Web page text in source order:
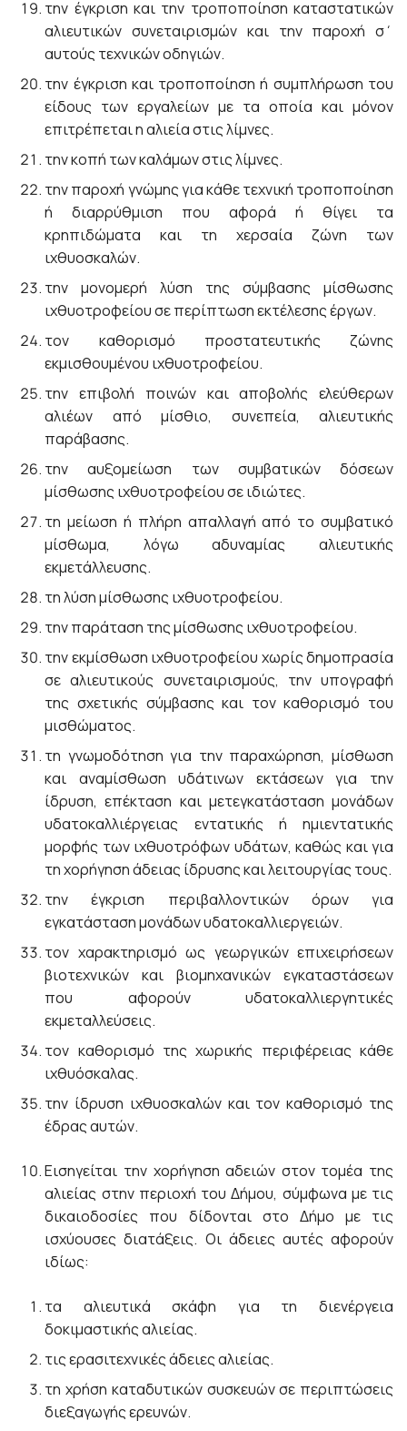
την έγκριση και την τροποποίηση καταστατικών
αλιευτικών συνεταιρισμών και την παροχή σ΄
αυτούς τεχνικών οδηγιών.
την έγκριση και τροποποίηση ή συμπλήρωση του
είδους των εργαλείων με τα οποία και μόνον
επιτρέπεται η αλιεία στις λίμνες.
την κοπή των καλάμων στις λίμνες.
την παροχή γνώμης για κάθε τεχνική τροποποίηση
ή διαρρύθμιση που αφορά ή θίγει τα
κρηπιδώματα και τη χερσαία ζώνη των
ιχθυοσκαλών.
την μονομερή λύση της σύμβασης μίσθωσης
ιχθυοτροφείου σε περίπτωση εκτέλεσης έργων.
τον καθορισμό προστατευτικής ζώνης
εκμισθουμένου ιχθυοτροφείου.
την επιβολή ποινών και αποβολής ελεύθερων
αλιέων από μίσθιο, συνεπεία, αλιευτικής
παράβασης.
την αυξομείωση των συμβατικών δόσεων
μίσθωσης ιχθυοτροφείου σε ιδιώτες.
τη μείωση ή πλήρη απαλλαγή από το συμβατικό
μίσθωμα, λόγω αδυναμίας αλιευτικής
εκμετάλλευσης.
τη λύση μίσθωσης ιχθυοτροφείου.
την παράταση της μίσθωσης ιχθυοτροφείου.
την εκμίσθωση ιχθυοτροφείου χωρίς δημοπρασία
σε αλιευτικούς συνεταιρισμούς, την υπογραφή
της σχετικής σύμβασης και τον καθορισμό του
μισθώματος.
τη γνωμοδότηση για την παραχώρηση, μίσθωση
και αναμίσθωση υδάτινων εκτάσεων για την
ίδρυση, επέκταση και μετεγκατάσταση μονάδων
υδατοκαλλιέργειας εντατικής ή ημιεντατικής
μορφής των ιχθυοτρόφων υδάτων, καθώς και για
τη χορήγηση άδειας ίδρυσης και λειτουργίας τους.
την έγκριση περιβαλλοντικών όρων για
εγκατάσταση μονάδων υδατοκαλλιεργειών.
τον χαρακτηρισμό ως γεωργικών επιχειρήσεων
βιοτεχνικών και βιομηχανικών εγκαταστάσεων
που αφορούν υδατοκαλλιεργητικές
εκμεταλλεύσεις.
τον καθορισμό της χωρικής περιφέρειας κάθε
ιχθυόσκαλας.
την ίδρυση ιχθυοσκαλών και τον καθορισμό της
έδρας αυτών.
Εισηγείται την χορήγηση αδειών στον τομέα της
αλιείας στην περιοχή του Δήμου, σύμφωνα με τις
δικαιοδοσίες που δίδονται στο Δήμο με τις
ισχύουσες διατάξεις. Οι άδειες αυτές αφορούν
ιδίως:
τα αλιευτικά σκάφη για τη διενέργεια
δοκιμαστικής αλιείας.
τις ερασιτεχνικές άδειες αλιείας.
τη χρήση καταδυτικών συσκευών σε περιπτώσεις
διεξαγωγής ερευνών.